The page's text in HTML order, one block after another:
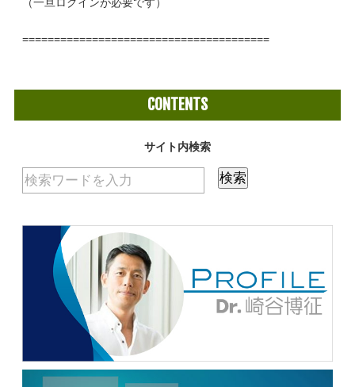
=======================================
CONTENTS
サイト内検索